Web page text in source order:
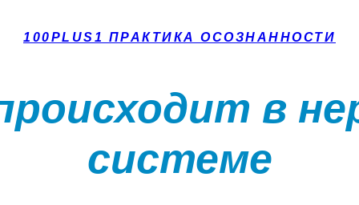
100PLUS1 ПРАКТИКА ОСОЗНАННОСТИ
в
системе